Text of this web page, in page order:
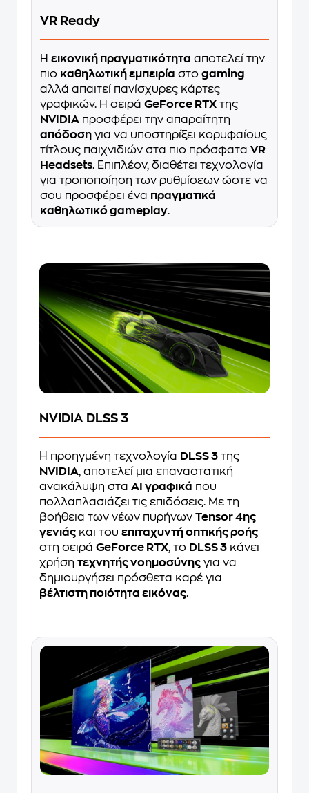
VR Ready
Η εικονική πραγματικότητα αποτελεί την
πιο καθηλωτική εμπειρία στο gaming
αλλά απαιτεί πανίσχυρες κάρτες
γραφικών. Η σειρά GeForce RTX της
NVIDIA προσφέρει την απαραίτητη
απόδοση για να υποστηρίξει κορυφαίους
τίτλους παιχνιδιών στα πιο πρόσφατα VR
Headsets. Επιπλέον, διαθέτει τεχνολογία
για τροποποίηση των ρυθμίσεων ώστε να
σου προσφέρει ένα πραγματικά
καθηλωτικό gameplay.
NVIDIA DLSS 3
Η προηγμένη τεχνολογία DLSS 3 της
NVIDIA, αποτελεί μια επαναστατική
ανακάλυψη στα AI γραφικά που
πολλαπλασιάζει τις επιδόσεις. Με τη
βοήθεια των νέων πυρήνων Tensor 4ης
γενιάς και του επιταχυντή οπτικής ροής
στη σειρά GeForce RTX, το DLSS 3 κάνει
χρήση τεχνητής νοημοσύνης για να
δημιουργήσει πρόσθετα καρέ για
βέλτιστη ποιότητα εικόνας.